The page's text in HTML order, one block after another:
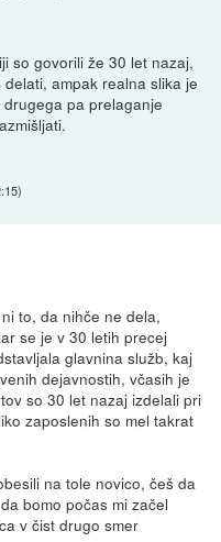
so govorili že 30 let nazaj,
ampak realna slika je
pa prelaganje
)
to, da nihče ne dela,
se je v 30 letih precej
glavnina služb, kaj
dejavnostih, včasih je
so 30 let nazaj izdelali pri
zaposlenih so mel takrat
na tole novico, češ da
bomo počas mi začel
v čist drugo smer